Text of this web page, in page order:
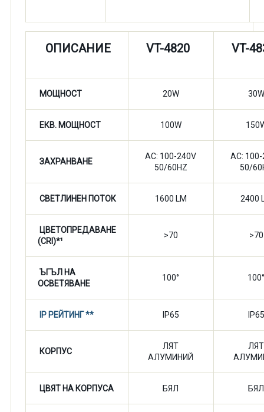
ОПИСАНИЕ VT-4820 VT-
МОЩНОСТ 20W 30W
ЕКВ. МОЩНОСТ 100W
ЗАХРАНВАНЕ
AC: 100-240V
50/60HZ
AC:
50/
СВЕТЛИНЕН ПОТОК 1600 LM 2400
ЦВЕТОПРЕДАВАНЕ
(CRI)*¹
>70 >70
ЪГЪЛ НА
ОСВЕТЯВАНЕ
100°
IP РЕЙТИНГ ** IP65 IP65
КОРПУС
ЛЯТ
АЛУМИНИЙ
ЛЯТ
ЦВЯТ НА КОРПУСА БЯЛ БЯЛ